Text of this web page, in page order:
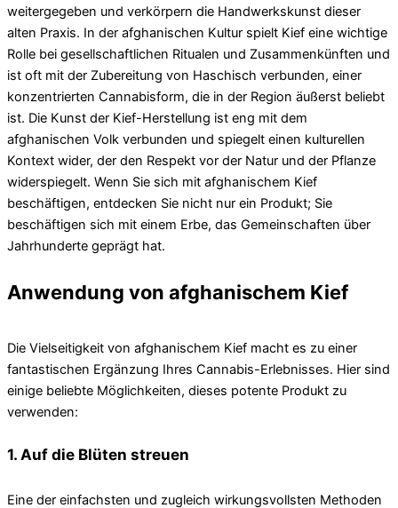
weitergegeben und verkörpern die Handwerkskunst dieser
alten Praxis. In der afghanischen Kultur spielt Kief eine wichtige
Rolle bei gesellschaftlichen Ritualen und Zusammenkünften und
ist oft mit der Zubereitung von Haschisch verbunden, einer
konzentrierten Cannabisform, die in der Region äußerst beliebt
ist. Die Kunst der Kief-Herstellung ist eng mit dem
afghanischen Volk verbunden und spiegelt einen kulturellen
Kontext wider, der den Respekt vor der Natur und der Pflanze
widerspiegelt. Wenn Sie sich mit afghanischem Kief
beschäftigen, entdecken Sie nicht nur ein Produkt; Sie
beschäftigen sich mit einem Erbe, das Gemeinschaften über
Jahrhunderte geprägt hat.
Anwendung von afghanischem Kief
Die Vielseitigkeit von afghanischem Kief macht es zu einer
fantastischen Ergänzung Ihres Cannabis-Erlebnisses. Hier sind
einige beliebte Möglichkeiten, dieses potente Produkt zu
verwenden:
1. Auf die Blüten streuen
Eine der einfachsten und zugleich wirkungsvollsten Methoden